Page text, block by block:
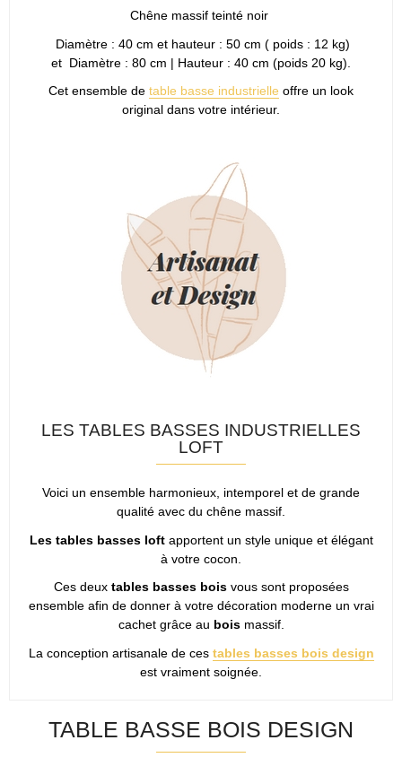
Chêne massif teinté noir
Diamètre : 40 cm et hauteur : 50 cm ( poids : 12 kg)
et Diamètre : 80 cm | Hauteur : 40 cm (poids 20 kg).
Cet ensemble de table basse industrielle offre un look
original dans votre intérieur.
LES TABLES BASSES INDUSTRIELLES
LOFT
Voici un ensemble harmonieux, intemporel et de grande
qualité avec du chêne massif.
Les tables basses loft apportent un style unique et élégant
à votre cocon.
Ces deux tables basses bois vous sont proposées
ensemble afin de donner à votre décoration moderne un vrai
cachet grâce au bois massif.
La conception artisanale de ces tables basses bois design
est vraiment soignée.
TABLE BASSE BOIS DESIGN